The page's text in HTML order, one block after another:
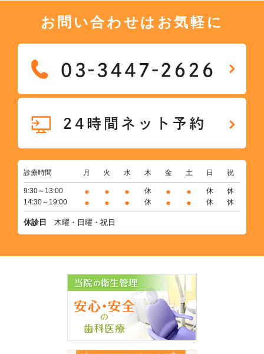
お問い合わせはお気軽に
診療時間 月 火 水 木 金 土 日 祝
9:30～13:00 ● ● ● 休 ● ● 休
休
14:30～19:00
● ● ● 休 ● ● 休 休
休診日 木曜・日曜・祝日